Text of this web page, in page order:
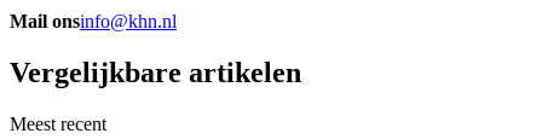
Mail onsinfo@khn.nl
Vergelijkbare artikelen
Meest recent